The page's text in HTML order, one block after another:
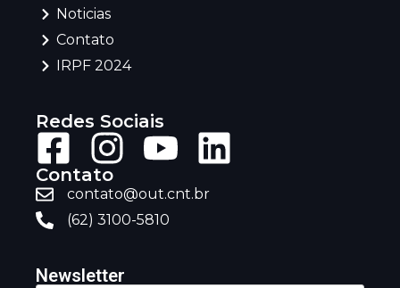
Noticias
Contato
IRPF 2024
Redes Sociais
Contato
contato@out.cnt.br
(62) 3100-5810
Newsletter